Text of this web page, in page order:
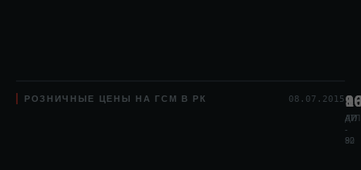
РОЗНИЧНЫЕ ЦЕНЫ НА ГСМ В РК 08.07.2015
АИ
-
80
АИ
-
92
ДТЛ